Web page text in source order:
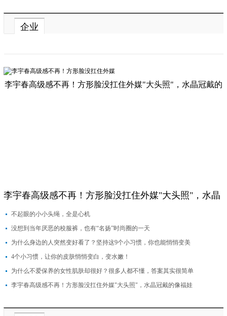
企业
李宇春高级感不再！方形脸没扛住外媒"大头照"，水晶冠戴的
李宇春高级感不再！方形脸没扛住外媒"大头照"，水晶
冠戴的像福娃
不起眼的小小头绳，全是心机
没想到当年厌恶的校服裤，也有“名扬”时尚圈的一天
为什么身边的人突然变好看了？坚持这9个小习惯，你也能悄悄变美
4个小习惯，让你的皮肤悄悄变白，变水嫩！
为什么不爱保养的女性肌肤却很好？很多人都不懂，答案其实很简单
李宇春高级感不再！方形脸没扛住外媒"大头照"，水晶冠戴的像福娃